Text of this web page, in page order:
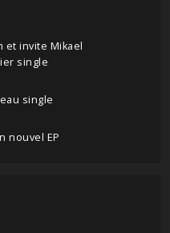
et invite Mikael
single
single
nouvel EP